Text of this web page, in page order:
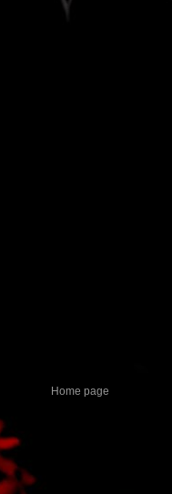
Home page